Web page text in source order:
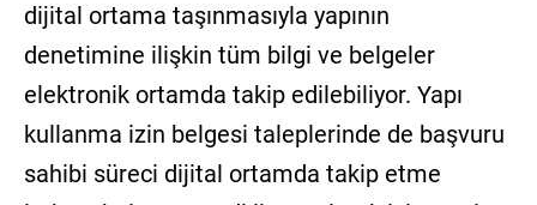
dijital ortama taşınmasıyla yapının
denetimine ilişkin tüm bilgi ve belgeler
elektronik ortamda takip edilebiliyor. Yapı
kullanma izin belgesi taleplerinde de başvuru
sahibi süreci dijital ortamda takip etme